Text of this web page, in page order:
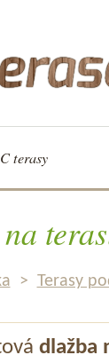
terasy
> Terasy
dlažba